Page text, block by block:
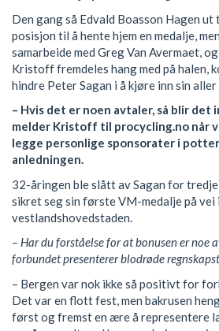
Den gang så Edvald Boasson Hagen
posisjon til å hente hjem en medalje,
samarbeide med Greg Van Avermaet,
Kristoff fremdeles hang med på halen,
hindre Peter Sagan i å kjøre inn sin
– Hvis det er noen avtaler, så blir
melder Kristoff til procycling.no når
legge personlige sponsorater i
anledningen.
32-åringen ble slått av Sagan for tredje
sikret seg sin første VM-medalje på vei
vestlandshovedstaden.
– Har du forståelse for at bonusen er noe
forbundet presenterer blodrøde
– Bergen var nok ikke så positivt for
Det var en flott fest, men bakrusen
først og fremst en ære å representere